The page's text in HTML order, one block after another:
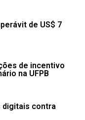
de US$ 7
de incentivo
na UFPB
digitais contra